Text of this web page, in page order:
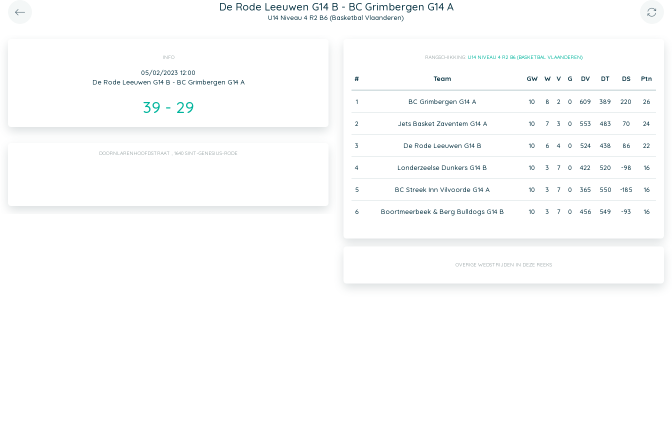
De Rode Leeuwen G14 B - BC Grimbergen G14 A
U14 Niveau 4 R2 B6 (Basketbal Vlaanderen)
INFO
05/02/2023 12:00
De Rode Leeuwen G14 B - BC Grimbergen G14 A
39 - 29
DOORNLARENHOOFDSTRAAT , 1640 SINT-GENESIUS-RODE
RANGSCHIKKING: U14 NIVEAU 4 R2 B6 (BASKETBAL VLAANDEREN)
# Team GW W V G DV DT DS Ptn
1 BC Grimbergen G14 A 10 8 2 0 609 389 220 26
2 Jets Basket Zaventem G14 A 10 7 3 0 553 483 70 24
3 De Rode Leeuwen G14 B 10 6 4 0 524 438 86 22
4 Londerzeelse Dunkers G14 B 10 3 7 0 422 520 -98 16
5 BC Streek Inn Vilvoorde G14 A 10 3 7 0 365 550 -185 16
6 Boortmeerbeek & Berg Bulldogs G14 B 10 3 7 0 456 549 -93 16
OVERIGE WEDSTRIJDEN IN DEZE REEKS